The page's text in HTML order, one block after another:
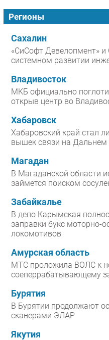
Регионы
Сахалин
«СиСофт Девелопмент» и
системном развитии
Владивосток
МКБ официально
открыв центр во
Хабаровск
Хабаровский край стал
вышек связи на Дальнем
Магадан
В Магаданской области
займется поиском
Забайкалье
В депо Карымская
заправки букс моторно-
локомотивов
Амурская область
МТС проложила ВОЛС к
соеперрабатывающему
Бурятия
В Бурятии продолжают
сканерами ЭЛАР
Якутия